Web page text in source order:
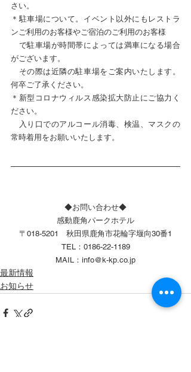
さい。
＊駐車場について。イベント以外にもレストラ
ンご利用のお客様やご宿泊のご利用のお客様
で駐車場が時間帯によっては満車になる場合
がございます。
その際は近隣の駐車場をご案内いたします。
何卒ご了承ください。
＊新型コロナウィルス感染拡大防止にご協力く
ださい。
入り口でのアルコール消毒、検温、マスクの
常時着用をお願いいたします。
◆お問い合わせ◆
感動鹿角パークホテル
〒018-5201　秋田県鹿角市花輪字堰向30番1
TEL：0186-22-1189
MAIL：info@k-kp.co.jp
最新情報
お知らせ